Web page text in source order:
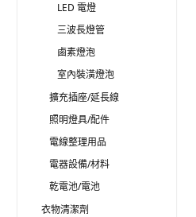
LED 電燈
三波長燈管
鹵素燈泡
室內裝潢燈泡
擴充插座/延長線
照明燈具/配件
電線整理用品
電器設備/材料
乾電池/電池
衣物清潔劑